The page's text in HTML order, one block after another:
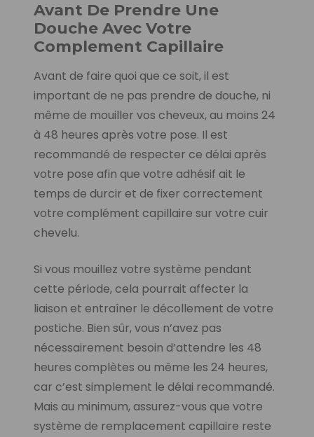
Avant De Prendre Une
Douche Avec Votre
Complement Capillaire
Avant de faire quoi que ce soit, il est
important de ne pas prendre de douche, ni
même de mouiller vos cheveux, au moins 24
à 48 heures après votre pose. Il est
recommandé de respecter ce délai après
votre pose afin que votre adhésif ait le
temps de durcir et de fixer correctement
votre complément capillaire sur votre cuir
chevelu.
Si vous mouillez votre système pendant
cette période, cela pourrait affecter la
liaison et entraîner le décollement de votre
postiche. Bien sûr, vous n’avez pas
nécessairement besoin d’attendre les 48
heures complètes ou même les 24 heures,
car c’est simplement le délai recommandé.
Mais au minimum, assurez-vous que votre
système de remplacement capillaire reste